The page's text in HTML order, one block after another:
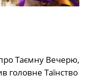
Таємну Вечерю,
головне Таїнство